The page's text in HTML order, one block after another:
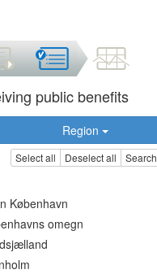
public benefits
Region
Select all Deselect all Search
København
omegn